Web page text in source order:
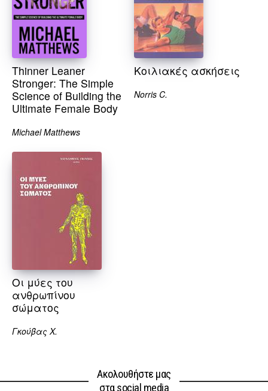
Thinner Leaner
Stronger: The Simple
Science of Building the
Ultimate Female Body
Michael Matthews
Κοιλιακές ασκήσεις
Norris C.
Οι μύες του
ανθρωπίνου
σώματος
Γκούβας Χ.
Ακολουθήστε μας
στα social media